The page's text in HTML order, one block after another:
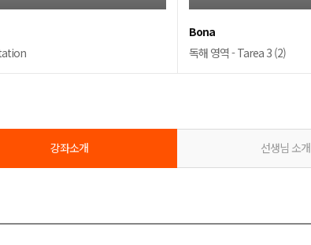
Bona
독해 영역 - Tarea 3 (2)
강좌소개 선생님 소개